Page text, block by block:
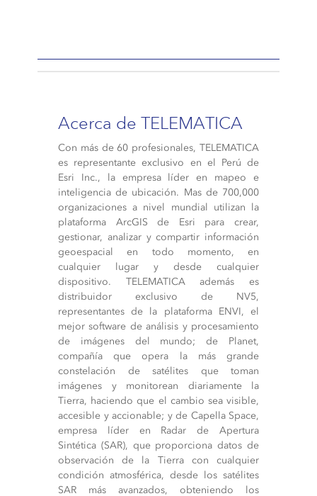
Acerca de TELEMATICA
Con más de 60 profesionales, TELEMATICA
es representante exclusivo en el Perú de
Esri Inc., la empresa líder en mapeo e
inteligencia de ubicación. Mas de 700,000
organizaciones a nivel mundial utilizan la
plataforma ArcGIS de Esri para crear,
gestionar, analizar y compartir información
geoespacial en todo momento, en
cualquier lugar y desde cualquier
dispositivo. TELEMATICA además es
distribuidor exclusivo de NV5,
representantes de la plataforma ENVI, el
mejor software de análisis y procesamiento
de imágenes del mundo; de Planet,
compañía que opera la más grande
constelación de satélites que toman
imágenes y monitorean diariamente la
Tierra, haciendo que el cambio sea visible,
accesible y accionable; y de Capella Space,
empresa líder en Radar de Apertura
Sintética (SAR), que proporciona datos de
observación de la Tierra con cualquier
condición atmosférica, desde los satélites
SAR más avanzados, obteniendo los